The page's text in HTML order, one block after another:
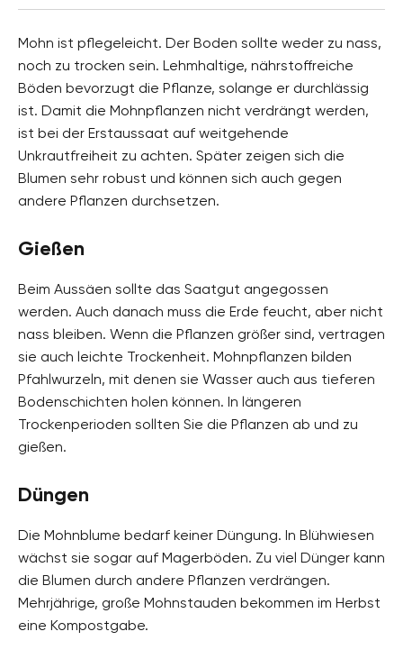
Mohn ist pflegeleicht. Der Boden sollte weder zu nass,
noch zu trocken sein. Lehmhaltige, nährstoffreiche
Böden bevorzugt die Pflanze, solange er durchlässig
ist. Damit die Mohnpflanzen nicht verdrängt werden,
ist bei der Erstaussaat auf weitgehende
Unkrautfreiheit zu achten. Später zeigen sich die
Blumen sehr robust und können sich auch gegen
andere Pflanzen durchsetzen.
Gießen
Beim Aussäen sollte das Saatgut angegossen
werden. Auch danach muss die Erde feucht, aber nicht
nass bleiben. Wenn die Pflanzen größer sind, vertragen
sie auch leichte Trockenheit. Mohnpflanzen bilden
Pfahlwurzeln, mit denen sie Wasser auch aus tieferen
Bodenschichten holen können. In längeren
Trockenperioden sollten Sie die Pflanzen ab und zu
gießen.
Düngen
Die Mohnblume bedarf keiner Düngung. In Blühwiesen
wächst sie sogar auf Magerböden. Zu viel Dünger kann
die Blumen durch andere Pflanzen verdrängen.
Mehrjährige, große Mohnstauden bekommen im Herbst
eine Kompostgabe.